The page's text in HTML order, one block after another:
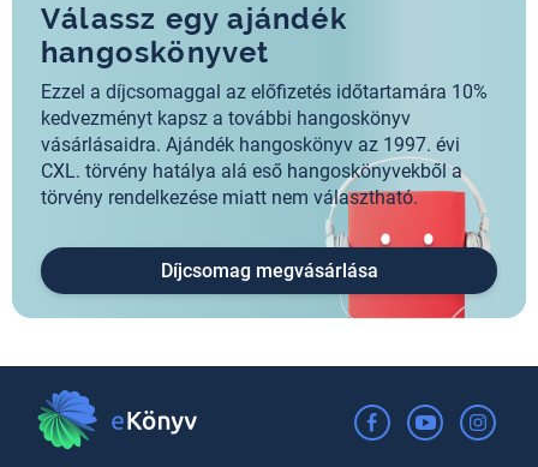
Válassz egy ajándék
hangoskönyvet
Ezzel a díjcsomaggal az előfizetés időtartamára 10%
kedvezményt kapsz a további hangoskönyv
vásárlásaidra. Ajándék hangoskönyv az 1997. évi
CXL. törvény hatálya alá eső hangoskönyvekből a
törvény rendelkezése miatt nem választható.
Díjcsomag megvásárlása